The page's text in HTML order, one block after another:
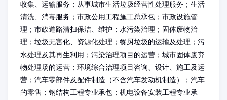
收集、运输服务；从事城市生活垃圾经营性处理服务；生活
清洗、消毒服务；市政公用工程施工总承包；市政设施管
理；市政道路清扫保洁、维护；水污染治理；固体废物治
理；垃圾无害化、资源化处理；餐厨垃圾的运输及处理；污
水处理及其再生利用；污染治理项目的运营；城市固体废弃
物处理场的运营；环境综合治理项目咨询、设计、施工及运
营；汽车零部件及配件制造（不含汽车发动机制造）；汽车
的零售；钢结构工程专业承包；机电设备安装工程专业承